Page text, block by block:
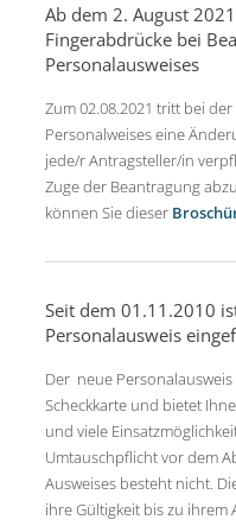
Ab dem 2. August
Fingerabdrücke bei
Personalausweises
Zum 02.08.2021 tritt bei
Personalweises eine
jede/r Antragsteller/in
Zuge der Beantragung
können Sie dieser
Seit dem 01.11.2010
Personalausweis
Der neue
Scheckkarte und bietet
und viele
Umtauschpflicht vor dem
Ausweises besteht nicht.
ihre Gültigkeit bis zu ihrem